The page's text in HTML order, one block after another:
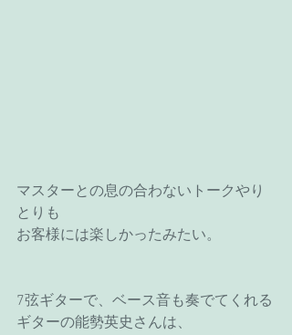
マスターとの息の合わないトークやり
とりも
お客様には楽しかったみたい。
7弦ギターで、ベース音も奏でてくれる
ギターの能勢英史さんは、